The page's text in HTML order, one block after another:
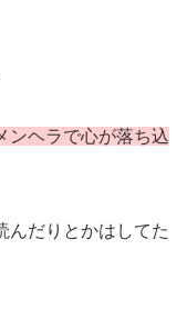
ンヘラで心が落ち込
んだりとかはしてた